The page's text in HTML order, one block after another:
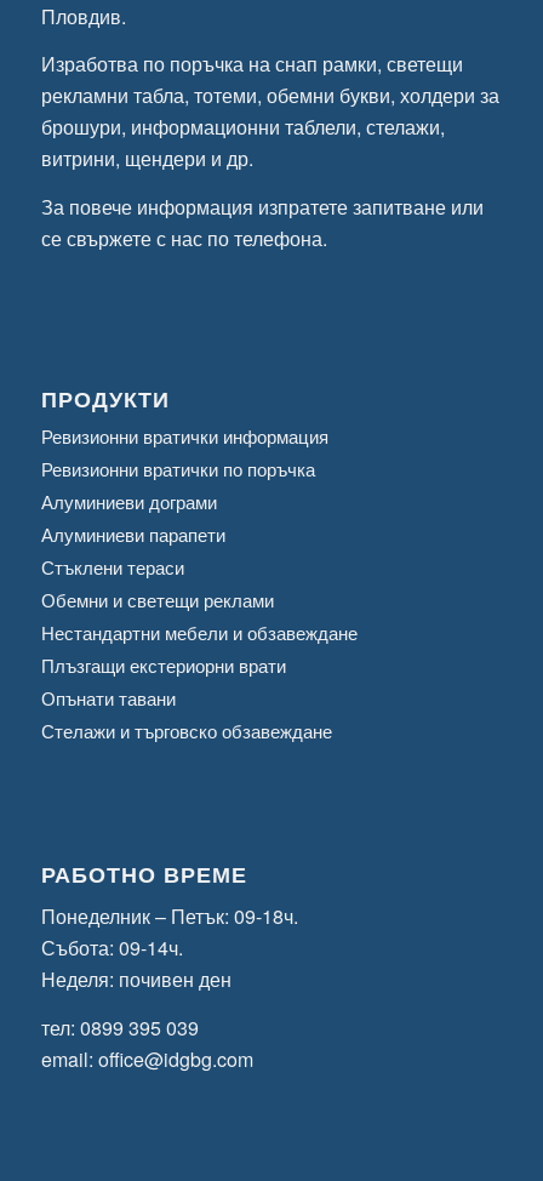
Пловдив.
Изработва по поръчка на снап рамки, светещи
рекламни табла, тотеми, обемни букви, холдери за
брошури, информационни таблели, стелажи,
витрини, щендери и др.
За повече информация изпратете запитванеили
се свържете с нас по телефона.
ПРОДУКТИ
Ревизионни вратички информация
Ревизионни вратички по поръчка
Алуминиеви дограми
Алуминиеви парапети
Стъклени тераси
Обемни и светещи реклами
Нестандартни мебели и обзавеждане
Плъзгащи екстериорни врати
Опънати тавани
Стелажи и търговско обзавеждане
РАБОТНО ВРЕМЕ
Понеделник – Петък: 09-18ч.
Събота: 09-14ч.
Неделя: почивен ден
тел: 0899 395 039
email: office@idgbg.com